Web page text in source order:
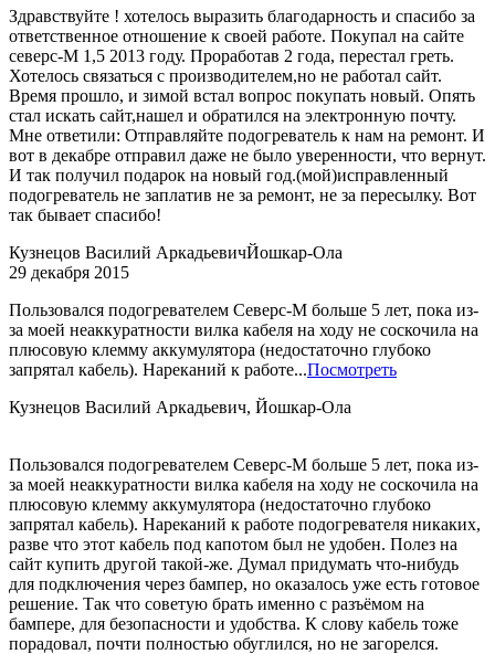
Здравствуйте ! хотелось выразить благодарность и спасибо за
ответственное отношение к своей работе. Покупал на сайте
северс-М 1,5 2013 году. Проработав 2 года, перестал греть.
Хотелось связаться с производителем,но не работал сайт.
Время прошло, и зимой встал вопрос покупать новый. Опять
стал искать сайт,нашел и обратился на электронную почту.
Мне ответили: Отправляйте подогреватель к нам на ремонт. И
вот в декабре отправил даже не было уверенности, что вернут.
И так получил подарок на новый год.(мой)исправленный
подогреватель не заплатив не за ремонт, не за пересылку. Вот
так бывает спасибо!
Кузнецов Василий АркадьевичЙошкар-Ола
29 декабря 2015
Пользовался подогревателем Северс-М больше 5 лет, пока из-
за моей неаккуратности вилка кабеля на ходу не соскочила на
плюсовую клемму аккумулятора (недостаточно глубоко
запрятал кабель). Нареканий к работе...Посмотреть
Кузнецов Василий Аркадьевич, Йошкар-Ола
Пользовался подогревателем Северс-М больше 5 лет, пока из-
за моей неаккуратности вилка кабеля на ходу не соскочила на
плюсовую клемму аккумулятора (недостаточно глубоко
запрятал кабель). Нареканий к работе подогревателя никаких,
разве что этот кабель под капотом был не удобен. Полез на
сайт купить другой такой-же. Думал придумать что-нибудь
для подключения через бампер, но оказалось уже есть готовое
решение. Так что советую брать именно с разъёмом на
бампере, для безопасности и удобства. К слову кабель тоже
порадовал, почти полностью обуглился, но не загорелся.